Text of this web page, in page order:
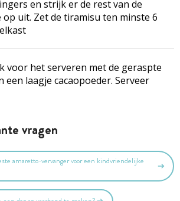
en strijk er de rest van de
op uit. Zet de tiramisu ten minste 6
voor het serveren met de geraspte
een laagje cacaopoeder. Serveer
vragen
amaretto-vervanger voor een kindvriendelijke